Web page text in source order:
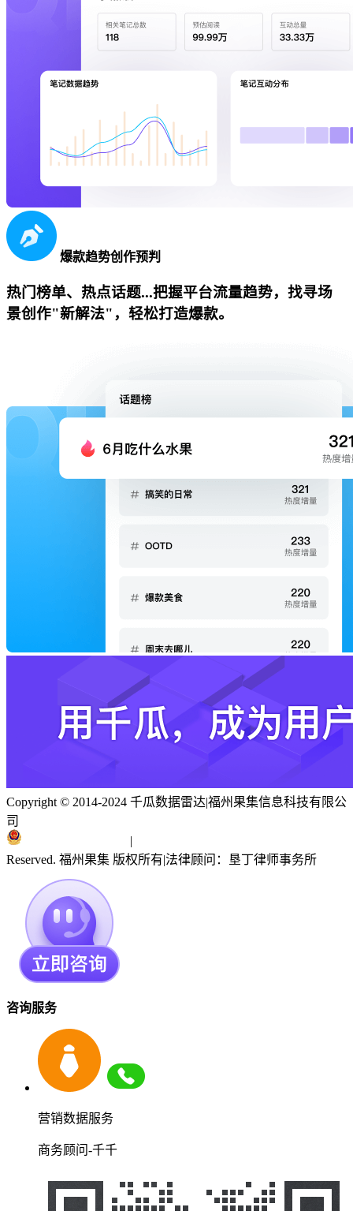
爆款趋势创作预判
热门榜单、热点话题...把握平台流量趋势，找寻场
景创作"新解法"，轻松打造爆款。
Copyright © 2014-2024 千瓜数据雷达|福州果集信息科技有限公
司
|
Reserved. 福州果集 版权所有|法律顾问：垦丁律师事务所
咨询服务
营销数据服务
商务顾问-千千